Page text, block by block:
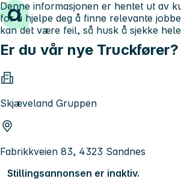
Hopp til innhold
Er du vår nye Truckfører?
Skjæveland Gruppen
Fabrikkveien 83, 4323 Sandnes
Stillingsannonsen er inaktiv.
Denne informasjonen er hentet ut av
for å hjelpe deg å finne relevante
kan det være feil, så husk å sjekke